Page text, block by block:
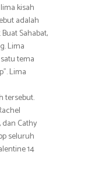
kisah
adalah
Sahabat,
Lima
tema
Lima
tersebut.
dan Cathy
seluruh
14